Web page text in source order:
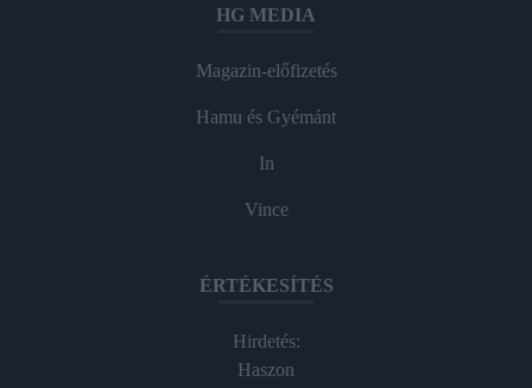
HG MEDIA
Magazin-előfizetés
Hamu és Gyémánt
In
Vince
ÉRTÉKESÍTÉS
Hirdetés:
Haszon